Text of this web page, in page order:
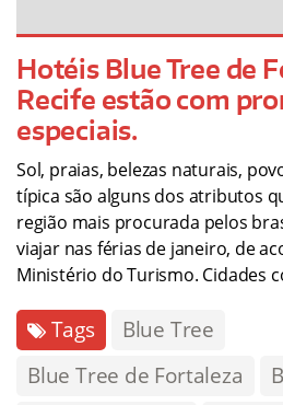
Hotéis Blue Tree de
Recife estão com
especiais.
Sol, praias, belezas naturais,
típica são alguns dos atributos
região mais procurada pelos
viajar nas férias de janeiro, de
Ministério do Turismo. Cidades
Tags
Blue Tree
Blue Tree de Fortaleza